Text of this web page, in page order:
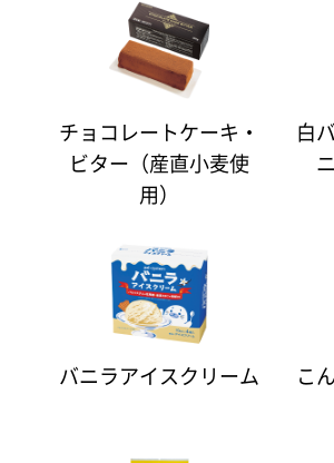
チョコレートケーキ・
ビター（産直小麦使
用）
白
バニラアイスクリーム
こ